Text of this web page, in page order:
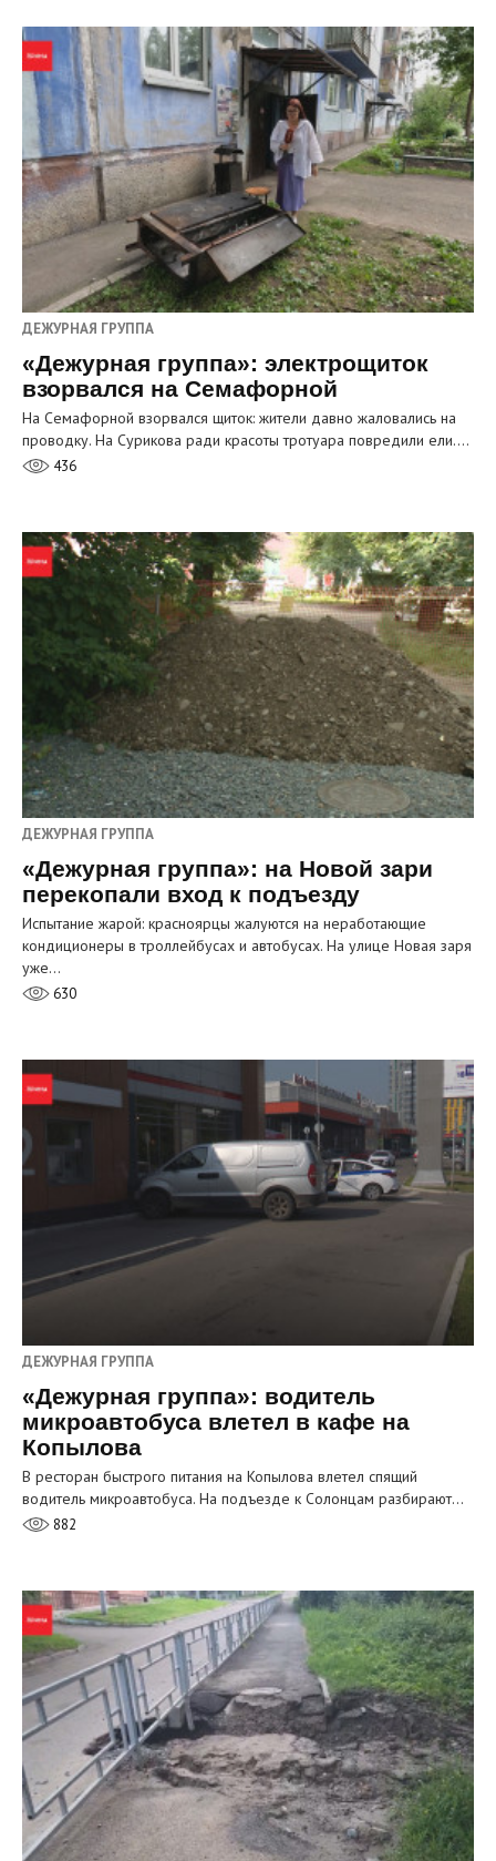
ДЕЖУРНАЯ ГРУППА
«Дежурная группа»: электрощиток
взорвался на Семафорной
На Семафорной взорвался щиток: жители давно жаловались на
проводку. На Сурикова ради красоты тротуара повредили ели.…
436
ДЕЖУРНАЯ ГРУППА
«Дежурная группа»: на Новой зари
перекопали вход к подъезду
Испытание жарой: красноярцы жалуются на неработающие
кондиционеры в троллейбусах и автобусах. На улице Новая заря
уже…
630
ДЕЖУРНАЯ ГРУППА
«Дежурная группа»: водитель
микроавтобуса влетел в кафе на
Копылова
В ресторан быстрого питания на Копылова влетел спящий
водитель микроавтобуса. На подъезде к Солонцам разбирают…
882